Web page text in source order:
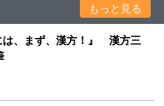
もっと見る
は、まず、漢方！』 漢方三